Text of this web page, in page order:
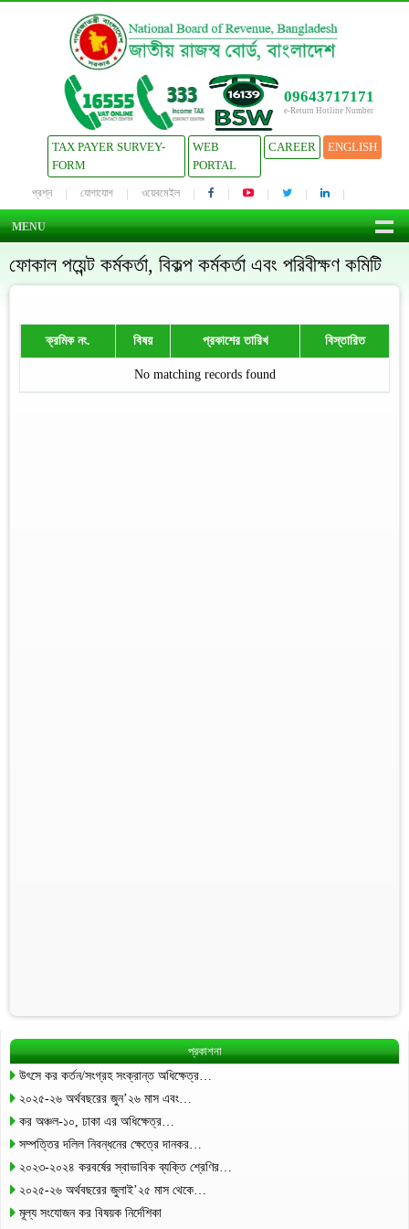
09643717171
e-Return Hotline Number
TAX PAYER SURVEY-
FORM
WEB
PORTAL
CAREER ENGLISH
প্রশ্ন যোগাযোগ ওয়েবমেইল
MENU
ফোকাল পয়েন্ট কর্মকর্তা, বিকল্প কর্মকর্তা এবং পরিবীক্ষণ কমিটি
ক্রমিক নং. বিষয় প্রকাশের তারিখ বিস্তারিত
No matching records found
প্রকাশনা
উৎসে কর কর্তন/সংগ্রহ সংক্রান্ত অধিক্ষেত্র…
২০২৫-২৬ অর্থবছরের জুন’২৬ মাস এবং…
কর অঞ্চল-১০, ঢাকা এর অধিক্ষেত্র…
সম্পত্তির দলিল নিবন্ধনের ক্ষেত্রে দানকর…
২০২৩-২০২৪ করবর্ষের স্বাভাবিক ব্যক্তি শ্রেণির…
২০২৫-২৬ অর্থবছরের জুলাই’২৫ মাস থেকে…
মূল্য সংযোজন কর বিষয়ক নির্দেশিকা